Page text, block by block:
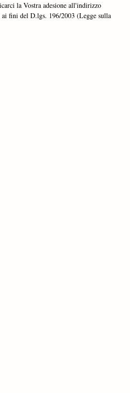
la Vostra adesione all'indirizzo
fini del D.lgs. 196/2003 (Legge sulla